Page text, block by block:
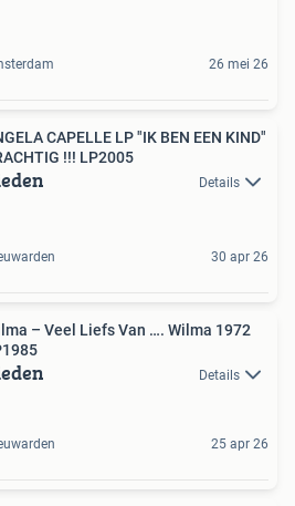
26 mei 26
CAPELLE LP "IK BEN EEN KIND"
PRACHTIG !!! LP2005
Details
30 apr 26
– Veel Liefs Van …. Wilma 1972
Details
25 apr 26